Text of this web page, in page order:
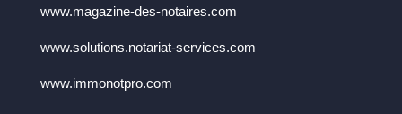
www.magazine-des-notaires.com
www.solutions.notariat-services.com
www.immonotpro.com